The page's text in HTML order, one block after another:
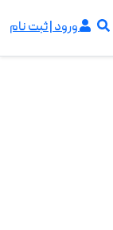
ورود | ثبت نام